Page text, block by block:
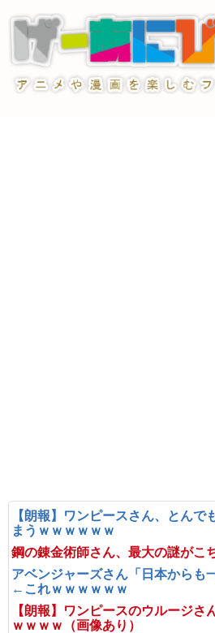
【朗報】ワンピースさん、とんで
まうｗｗｗｗｗｗ
鋼の錬金術師さん、最大の謎がこ
アベンジャーズさん「日本からも
←これｗｗｗｗｗｗ
【朗報】ワンピースのウルージさ
ｗｗｗｗ（画像あり）